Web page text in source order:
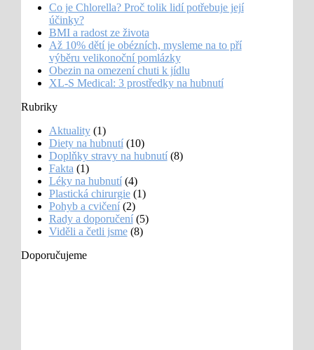
Co je Chlorella? Proč tolik lidí potřebuje její
účinky?
BMI a radost ze života
Až 10% dětí je obézních, mysleme na to pří
výběru velikonoční pomlázky
Obezin na omezení chuti k jídlu
XL-S Medical: 3 prostředky na hubnutí
Rubriky
Aktuality(1)
Diety na hubnutí(10)
Doplňky stravy na hubnutí(8)
Fakta (1)
Léky na hubnutí(4)
Plastická chirurgie(1)
Pohyb a cvičení(2)
Rady a doporučení(5)
Viděli a četli jsme(8)
Doporučujeme